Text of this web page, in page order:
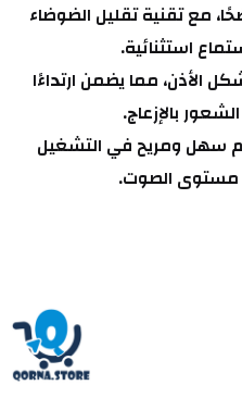
استثنائية.
بالإزعاج.
مستوى الصوت.